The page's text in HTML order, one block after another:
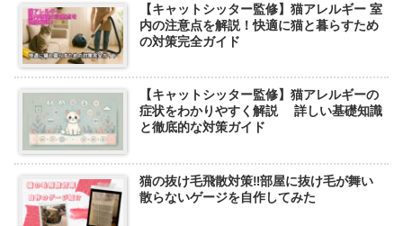
【キャットシッター監修】猫アレルギー 室
内の注意点を解説！快適に猫と暮らすため
の対策完全ガイド
【キャットシッター監修】猫アレルギーの
症状をわかりやすく解説 詳しい基礎知識
と徹底的な対策ガイド
猫の抜け毛飛散対策‼︎部屋に抜け毛が舞い
散らないゲージを自作してみた